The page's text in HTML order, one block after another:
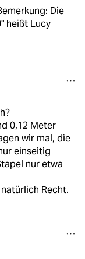
Die
heißt Lucy
0,12 Meter
wir mal, die
einseitig
nur etwa
Recht.